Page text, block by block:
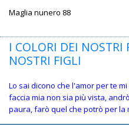
Maglia nunero 88
I COLORI DEI NOSTRI
NOSTRI FIGLI
Lo sai dicono che l'amor per te
faccia mia non sia più vista,
paura, farò quel che potrò per la